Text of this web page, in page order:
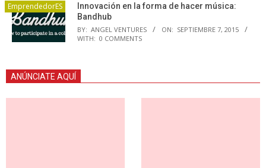
EmprendedorES
Innovación en la forma de hacer música:
Bandhub
BY: ANGEL VENTURES ON: SEPTIEMBRE 7, 2015
WITH: 0 COMMENTS
ANÚNCIATE AQUÍ